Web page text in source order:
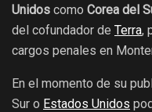
Unidos como Corea del
del cofundador de Terra,
cargos penales en
En el momento de su
Sur o Estados Unidos